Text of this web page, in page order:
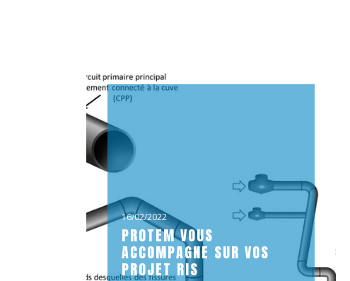
16/02/2022
‍PROTEM VOUS
ACCOMPAGNE SUR VOS
PROJET RIS